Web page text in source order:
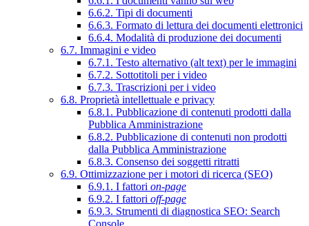
6.6.2. Tipi di documenti
6.6.3. Formato di lettura dei documenti elettronici
6.6.4. Modalità di produzione dei documenti
6.7. Immagini e video
6.7.1. Testo alternativo (alt text) per le immagini
6.7.2. Sottotitoli per i video
6.7.3. Trascrizioni per i video
6.8. Proprietà intellettuale e privacy
6.8.1. Pubblicazione di contenuti prodotti dalla
Pubblica Amministrazione
6.8.2. Pubblicazione di contenuti non prodotti
dalla Pubblica Amministrazione
6.8.3. Consenso dei soggetti ritratti
6.9. Ottimizzazione per i motori di ricerca (SEO)
6.9.1. I fattori on-page
6.9.2. I fattori off-page
6.9.3. Strumenti di diagnostica SEO: Search
Console